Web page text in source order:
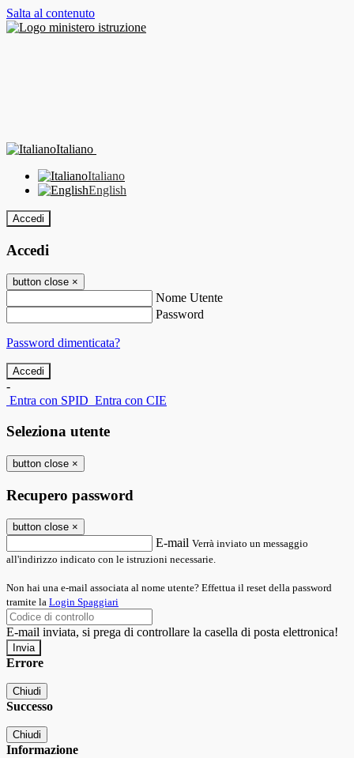
Salta al contenuto
Italiano
Italiano
English
Accedi
Accedi
button close ×
Nome Utente
Password
Password dimenticata?
-
Entra con SPID Entra con CIE
Seleziona utente
button close ×
Recupero password
button close ×
E-mail Verrà inviato un messaggio
all'indirizzo indicato con le istruzioni necessarie.
Non hai una e-mail associata al nome utente? Effettua il reset della password
tramite la Login Spaggiari
E-mail inviata, si prega di controllare la casella di posta elettronica!
Errore
Chiudi
Successo
Chiudi
Informazione